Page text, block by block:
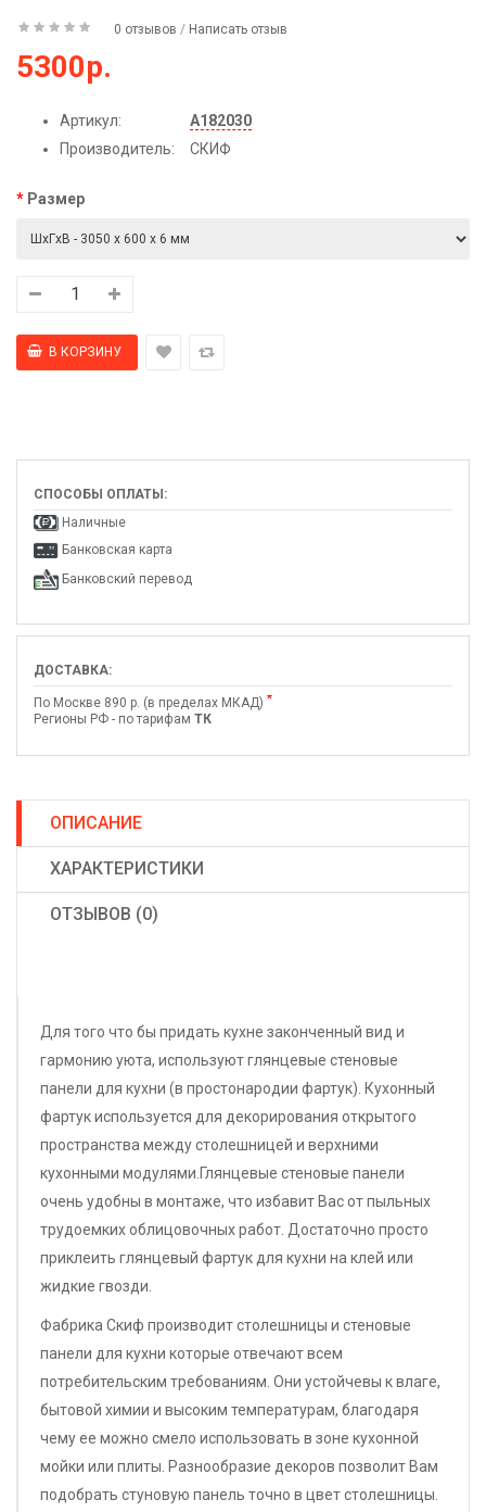
0 отзывов / Написать отзыв
5300р.
Артикул:
А182030
Производитель:
СКИФ
Размер
СПОСОБЫ ОПЛАТЫ:
Наличные
Банковская карта
Банковский перевод
ДОСТАВКА:
По Москве 890 р. (в пределах МКАД) *
Регионы РФ - по тарифам ТК
ОПИСАНИЕ
ХАРАКТЕРИСТИКИ
ОТЗЫВОВ (0)
Для того что бы придать кухне законченный вид и
гармонию уюта, используют глянцевые стеновые
панели для кухни (в простонародии фартук). Кухонный
фартук используется для декорирования открытого
пространства между столешницей и верхними
кухонными модулями.Глянцевые стеновые панели
очень удобны в монтаже, что избавит Вас от пыльных
трудоемких облицовочных работ. Достаточно просто
приклеить глянцевый фартук для кухни на клей или
жидкие гвозди.
Фабрика Скиф производит столешницы и стеновые
панели для кухни которые отвечают всем
потребительским требованиям. Они устойчевы к влаге,
бытовой химии и высоким температурам, благодаря
чему ее можно смело использовать в зоне кухонной
мойки или плиты. Разнообразие декоров позволит Вам
подобрать стуновую панель точно в цвет столешницы.